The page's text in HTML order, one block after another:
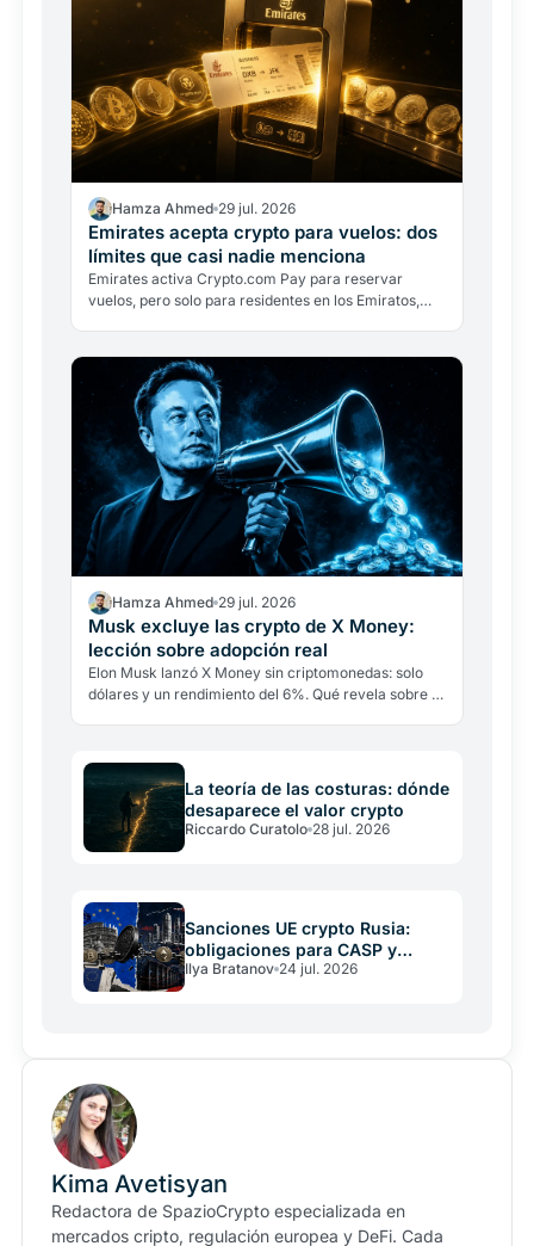
Hamza Ahmed 29 jul. 2026
Emirates acepta crypto para vuelos: dos
límites que casi nadie menciona
Emirates activa Crypto.com Pay para reservar
vuelos, pero solo para residentes en los Emiratos,
Hamza Ahmed 29 jul. 2026
Musk excluye las crypto de X Money:
lección sobre adopción real
Elon Musk lanzó X Money sin criptomonedas: solo
dólares y un rendimiento del 6%. Qué revela sobre la
La teoría de las costuras: dónde
desaparece el valor crypto
Riccardo Curatolo 28 jul. 2026
Sanciones UE crypto Rusia:
obligaciones para CASP y
operadores
Ilya Bratanov 24 jul. 2026
Kima Avetisyan
Redactora de SpazioCrypto especializada en
mercados cripto, regulación europea y DeFi. Cada